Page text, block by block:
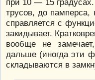
при 10 — 15
трусов, до памперса,
справляется с
закидывает.
вообще не
дальше (иногда эти
складываются в